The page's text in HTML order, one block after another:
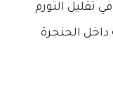
تقليل التورم
داخل الحنجرة